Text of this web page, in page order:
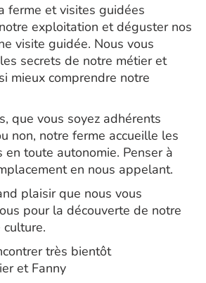
ferme et visites guidées
exploitation et déguster nos
visite guidée. Nous vous
secrets de notre métier et
mieux comprendre notre
que vous soyez adhérents
non, notre ferme accueille les
toute autonomie. Penser à
en nous appelant.
plaisir que nous vous
pour la découverte de notre
très bientôt
et Fanny